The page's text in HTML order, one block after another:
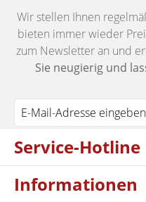
Wir stellen Ihnen
bieten immer wieder
zum Newsletter an und
Sie neugierig und
Service-Hotline
Informationen